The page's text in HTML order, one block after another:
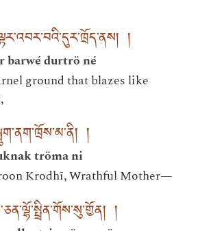
།
barwé durtrö né
ground that blazes like
།
tröma ni
Krodhī, Wrathful Mother—
།